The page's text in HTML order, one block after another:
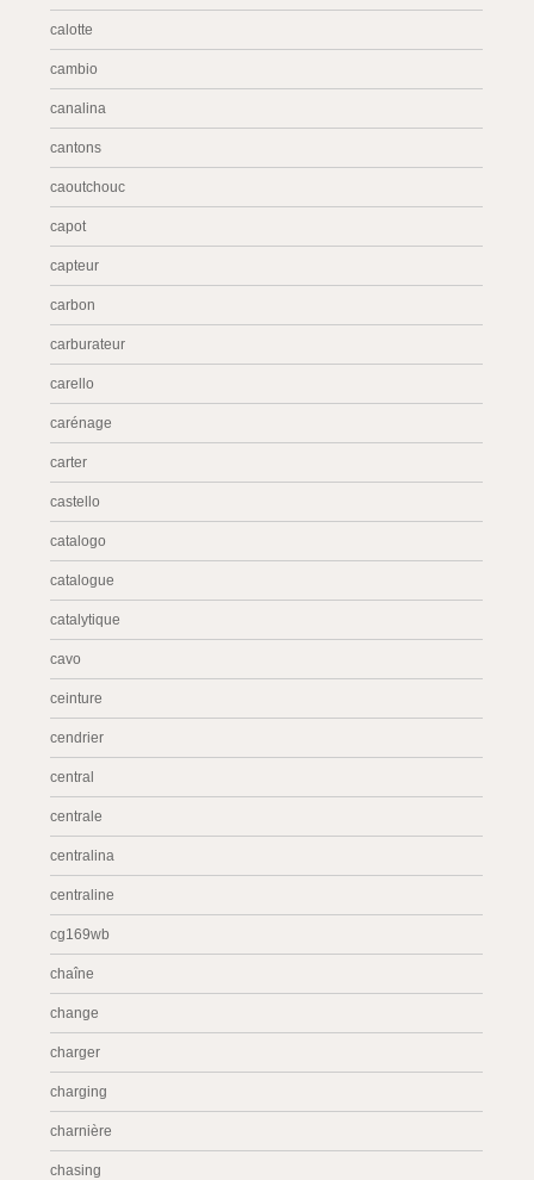
calotte
cambio
canalina
cantons
caoutchouc
capot
capteur
carbon
carburateur
carello
carénage
carter
castello
catalogo
catalogue
catalytique
cavo
ceinture
cendrier
central
centrale
centralina
centraline
cg169wb
chaîne
change
charger
charging
charnière
chasing